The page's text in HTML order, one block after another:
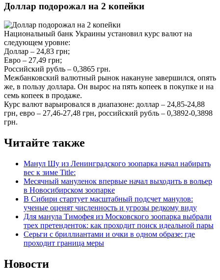
Доллар подорожал на 2 копейки
Национальный банк Украины установил курс валют на
следующем уровне:
Доллар – 24,83 грн;
Евро – 27,49 грн;
Российский рубль – 0,3865 грн.
Межбанковский валютный рынок накануне завершился, опять
же, в пользу доллара. Он вырос на пять копеек в покупке и на
семь копеек в продаже.
Курс валют варьировался в диапазоне: доллар – 24,85-24,88
грн, евро – 27,46-27,48 грн, российский рубль – 0,3892-0,3898
грн.
Читайте также
Манул Шу из Ленинградского зоопарка начал набирать
вес к зиме Title:
Месячный мануленок впервые начал выходить в вольер
в Новосибирском зоопарке
В Сибири стартует масштабный подсчет манулов:
ученые оценят численность и угрозы редкому виду
Для манула Тимофея из Московского зоопарка выбрали
трех претенденток: как проходит поиск идеальной пары
Серьги с бриллиантами и очки в одном образе: где
проходит граница меры
Новости